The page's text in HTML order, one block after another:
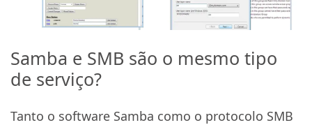
Samba e SMB são o mesmo tipo
de serviço?
Tanto o software Samba como o protocolo SMB